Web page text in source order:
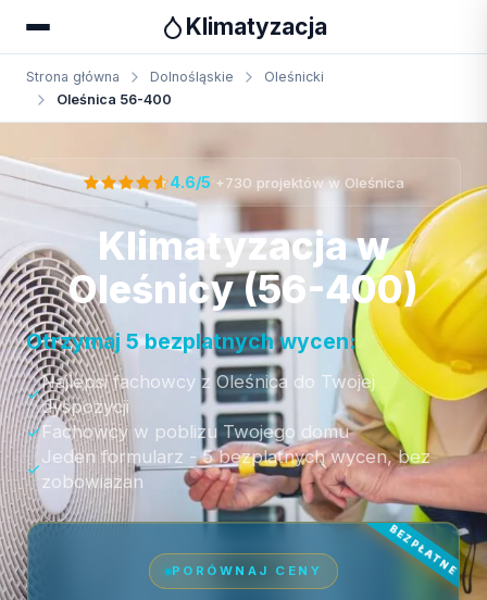
Klimatyzacja
Strona główna Dolnośląskie
Oleśnicki
Oleśnica 56-400
Otrzymaj bezpłatną wycenę
4.6/5 +730 projektów w Oleśnica
Klimatyzacja w
Oleśnicy (56-400)
Otrzymaj 5 bezplatnych wycen:
Najlepsi fachowcy z Oleśnica do Twojej
dyspozycji
Fachowcy w poblizu Twojego domu
Jeden formularz - 5 bezplatnych wycen, bez
zobowiazan
PORÓWNAJ CENY